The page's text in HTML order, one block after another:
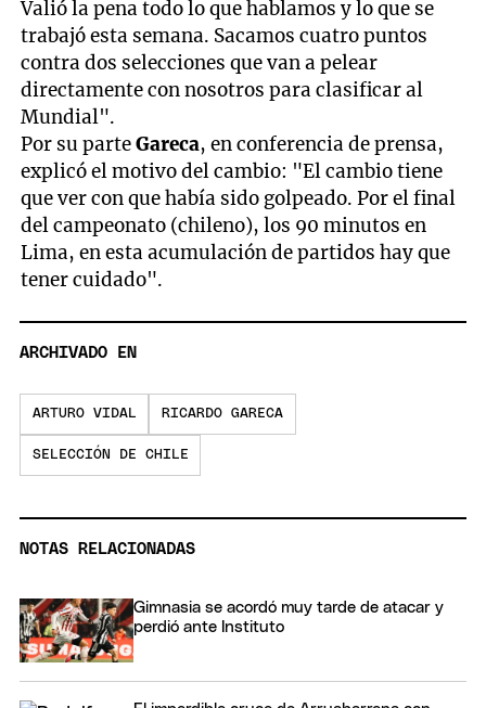
Valió la pena todo lo que hablamos y lo que se
trabajó esta semana. Sacamos cuatro puntos
contra dos selecciones que van a pelear
directamente con nosotros para clasificar al
Mundial".
Por su parteGareca, en conferencia de prensa,
explicó el motivo del cambio: "El cambio tiene
que ver con que había sido golpeado. Por el final
del campeonato (chileno), los 90 minutos en
Lima, en esta acumulación de partidos hay que
tener cuidado".
ARCHIVADO EN
ARTURO VIDAL RICARDO GARECA
SELECCIÓN DE CHILE
NOTAS RELACIONADAS
Gimnasia se acordó muy tarde de atacar y
perdió ante Instituto